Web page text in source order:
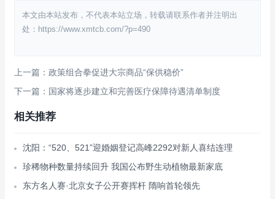
本文由本站发布，不代表本站立场，转载请联系作者并注明出
处：https://www.xmtcb.com/?p=490
上一篇：政策组合拳促进大宗商品“保供稳价”
下一篇：国家将逐步建立和完善医疗保障待遇清单制度
相关推荐
沈阳：“520、521”迎婚姻登记高峰2292对新人喜结连理
珍稀物种数量持续回升 我国公布野生动植物最新家底
东方名人赛·北京女子公开赛挥杆 隋响首轮领先